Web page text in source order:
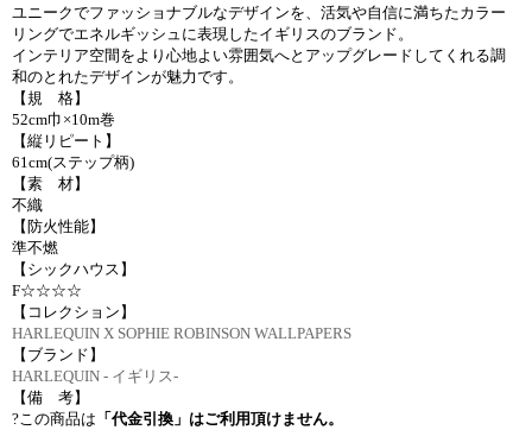
ユニークでファッショナブルなデザインを、活気や自信に満ちたカラー
リングでエネルギッシュに表現したイギリスのブランド。
インテリア空間をより心地よい雰囲気へとアップグレードしてくれる調
和のとれたデザインが魅力です。
【規 格】
52cm巾×10m巻
【縦リピート】
61cm(ステップ柄)
【素 材】
不織
【防火性能】
準不燃
【シックハウス】
F☆☆☆☆
【コレクション】
HARLEQUIN X SOPHIE ROBINSON WALLPAPERS
【ブランド】
HARLEQUIN - イギリス-
【備 考】
?この商品は 「代金引換」はご利用頂けません。